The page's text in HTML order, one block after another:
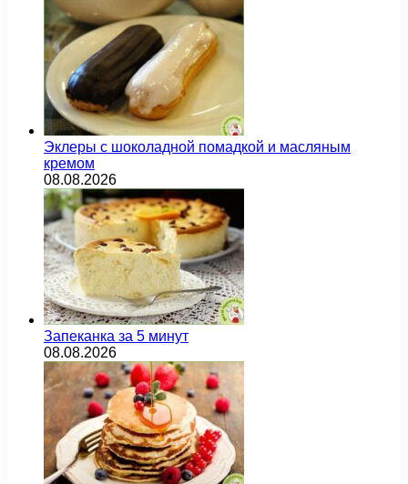
Эклеры с шоколадной помадкой и масляным
кремом
08.08.2026
Запеканка за 5 минут
08.08.2026